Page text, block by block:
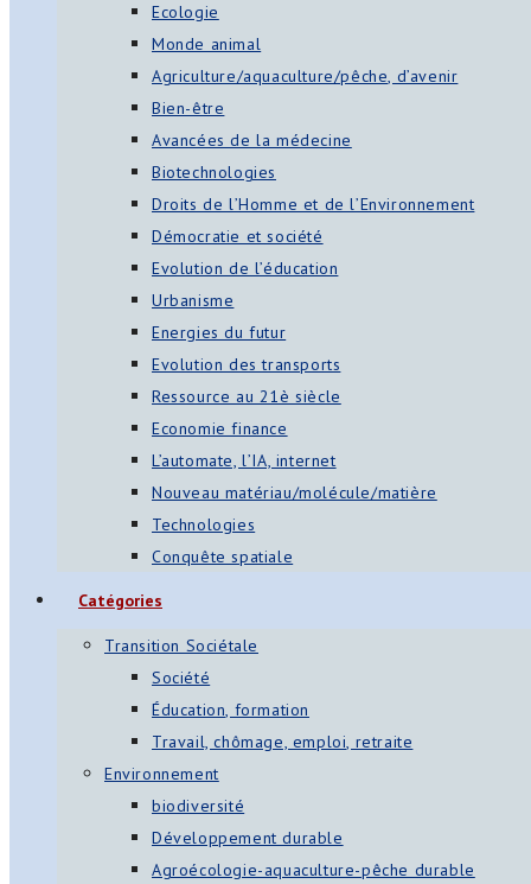
Ecologie
Monde animal
Agriculture/aquaculture/pêche, d’avenir
Bien-être
Avancées de la médecine
Biotechnologies
Droits de l’Homme et de l’Environnement
Démocratie et société
Evolution de l’éducation
Urbanisme
Energies du futur
Evolution des transports
Ressource au 21è siècle
Economie finance
L’automate, l’IA, internet
Nouveau matériau/molécule/matière
Technologies
Conquête spatiale
Catégories
Transition Sociétale
Société
Éducation, formation
Travail, chômage, emploi, retraite
Environnement
biodiversité
Développement durable
Agroécologie-aquaculture-pêche durable